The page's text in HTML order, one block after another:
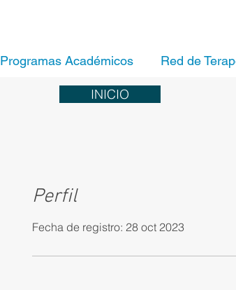
Programas Académicos Red de
INICIO
Perfil
Fecha de registro: 28 oct 2023